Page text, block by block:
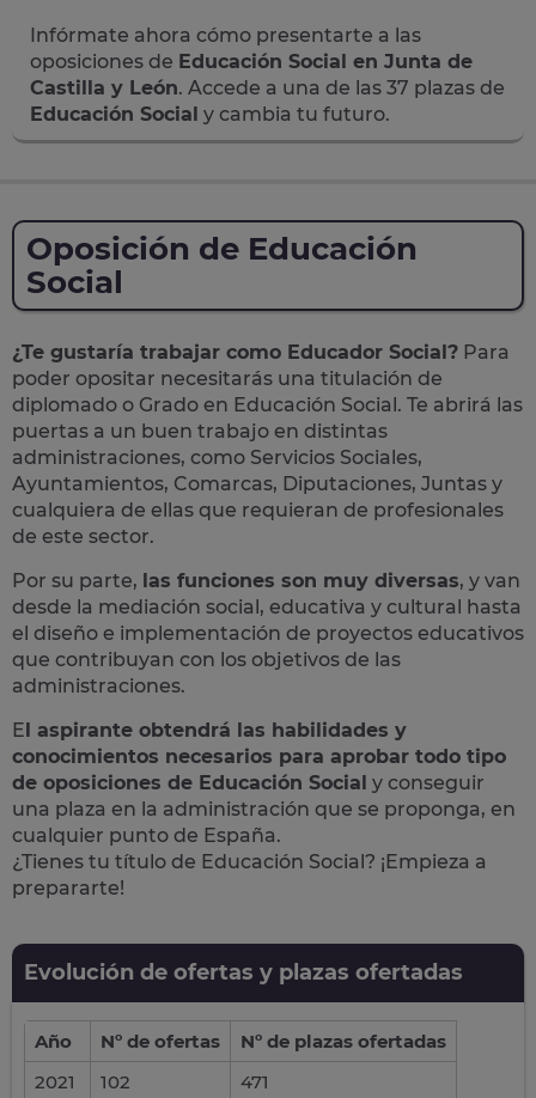
Infórmate ahora cómo presentarte a las
oposiciones de Educación Social en Junta de
Castilla y León. Accede a una de las 37 plazas de
Educación Social y cambia tu futuro.
Oposición de Educación
Social
¿Te gustaría trabajar como Educador Social? Para
poder opositar necesitarás una titulación de
diplomado o Grado en Educación Social. Te abrirá las
puertas a un buen trabajo en distintas
administraciones, como Servicios Sociales,
Ayuntamientos, Comarcas, Diputaciones, Juntas y
cualquiera de ellas que requieran de profesionales
de este sector.
Por su parte, las funciones son muy diversas, y van
desde la mediación social, educativa y cultural hasta
el diseño e implementación de proyectos educativos
que contribuyan con los objetivos de las
administraciones.
El aspirante obtendrá las habilidades y
conocimientos necesarios para aprobar todo tipo
de oposiciones de Educación Social y conseguir
una plaza en la administración que se proponga, en
cualquier punto de España.
¿Tienes tu título de Educación Social? ¡Empieza a
prepararte!
Evolución de ofertas y plazas ofertadas
Año Nº de ofertas
Nº de plazas ofertadas
2021
102
471